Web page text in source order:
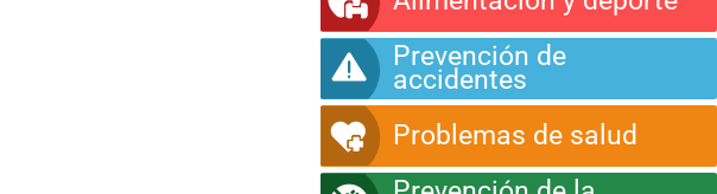
Prevención de
accidentes
Problemas de salud